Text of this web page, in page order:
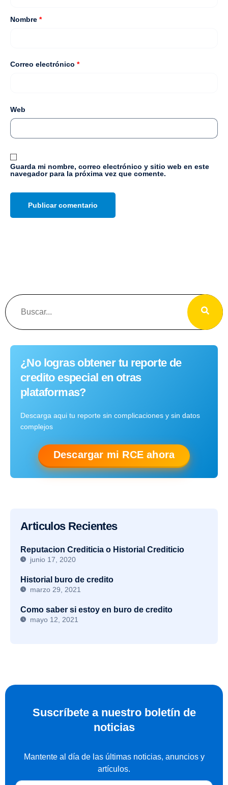
Nombre *
Correo electrónico *
Web
Guarda mi nombre, correo electrónico y sitio web en este
navegador para la próxima vez que comente.
¿No logras obtener tu reporte de
credito especial en otras
plataformas?
Descarga aqui tu reporte sin complicaciones y sin datos
complejos
Descargar mi RCE ahora
Articulos Recientes
Reputacion Crediticia o Historial Crediticio
junio 17, 2020
Historial buro de credito
marzo 29, 2021
Como saber si estoy en buro de credito
mayo 12, 2021
Suscríbete a nuestro boletín de
noticias
Mantente al día de las últimas noticias, anuncios y
artículos.